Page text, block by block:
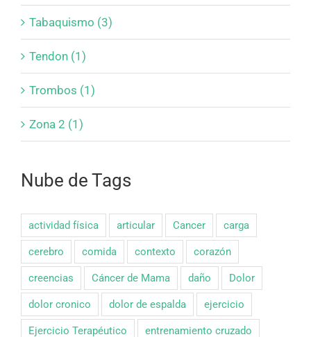
Tabaquismo (3)
Tendon (1)
Trombos (1)
Zona 2 (1)
Nube de Tags
actividad física articular Cancer carga
cerebro comida contexto corazón
creencias Cáncer de Mama daño Dolor
dolor cronico dolor de espalda ejercicio
Ejercicio Terapéutico entrenamiento cruzado